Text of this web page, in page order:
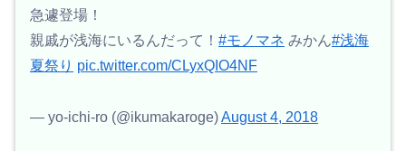
急遽登場！
親戚が浅海にいるんだって！ #モノマネ みかん#浅海
夏祭り pic.twitter.com/CLyxQIO4NF
— yo-ichi-ro (@ikumakaroge)August 4, 2018